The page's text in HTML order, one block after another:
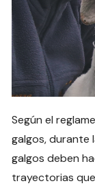
Según el
galgos, durante
galgos deben
trayectorias